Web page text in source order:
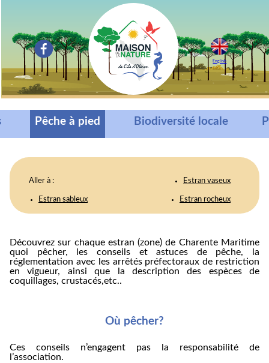
English
Pêche à pied Biodiversité locale
Aller à : estran vaseux
estran sableux estran rocheux
Découvrez sur chaque estran (zone) de Charente Maritime
quoi pêcher, les conseils et astuces de pêche, la
réglementation avec les arrêtés préfectoraux de restriction
en vigueur, ainsi que la description des espèces de
coquillages, crustacés,etc..
Où pêcher?
Ces conseils n’engagent pas la responsabilité de
l’association.